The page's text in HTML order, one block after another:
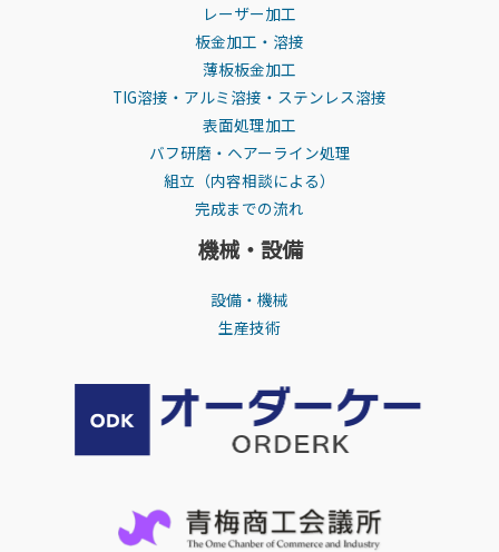
レーザー加工
板金加工・溶接
薄板板金加工
TIG溶接・アルミ溶接・ステンレス溶接
表面処理加工
バフ研磨・ヘアーライン処理
組立（内容相談による）
完成までの流れ
機械・設備
設備・機械
生産技術